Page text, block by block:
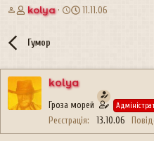
А
о
т
е
м
и
kolya
Д
т
р
е
н
11.11.06
Гумор
kolya
Гроза морей
Реєстрація 13.10.06